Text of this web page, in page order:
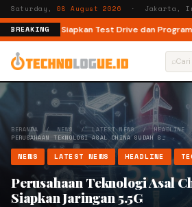
Saturday,08 August 2026 · Jakarta,
BREAKING
LEPAS Siapkan Test Drive dan Program
⌕
BERANDA / NEWS / LATEST NEWS/ HEADLINE
PERUSAHAAN TEKNOLOGI ASAL CHINA SUDAH S…
NEWS LATEST NEWS HEADLINE
Perusahaan Teknologi Asal
Siapkan Jaringan 5.5G